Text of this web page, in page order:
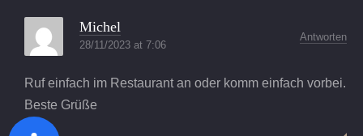
Michel
28/11/2023 at 7:06
Antworten
Ruf einfach im Restaurant an oder komm einfach vorbei.
Beste Grüße